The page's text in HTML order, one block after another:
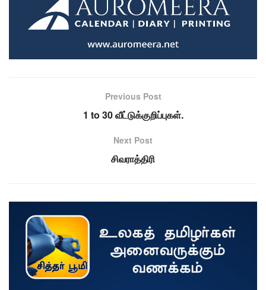
Previous Post
1 to 30 வீட்டுக்குறிப்புகள்.
Next Post
சிவராத்திரி